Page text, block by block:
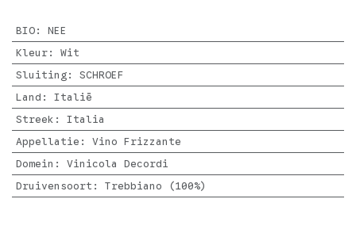
BIO: NEE
Kleur: Wit
Sluiting: SCHROEF
Land : Italië
Streek : Italia
Appellatie : Vino Frizzante
Domein : Vinicola Decordi
Druivensoort : Trebbiano (100%)